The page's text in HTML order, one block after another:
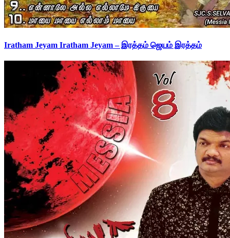
Iratham Jeyam Iratham Jeyam – இரத்தம் ஜெயம் இரத்தம்